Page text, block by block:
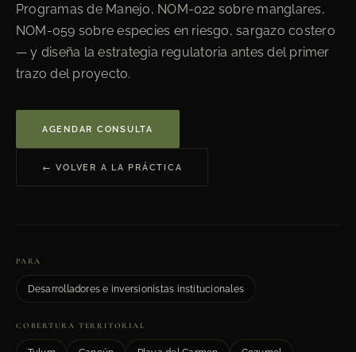
Programas de Manejo, NOM-022 sobre manglares,
NOM-059 sobre especies en riesgo, sargazo costero
— y diseña la estrategia regulatoria antes del primer
trazo del proyecto.
AGENDAR CONSULTA
← VOLVER A LA PRÁCTICA
PARA
Desarrolladores e inversionistas institucionales
COBERTURA TERRITORIAL